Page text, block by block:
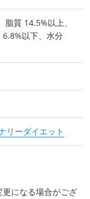
質 14.5%以上、
以下、水分
リーダイエット
になる場合がござ